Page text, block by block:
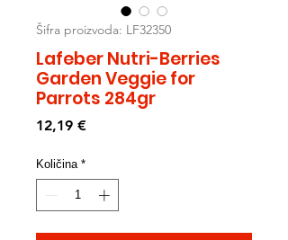
Šifra proizvoda: LF32350
Lafeber Nutri-Berries
Garden Veggie for
Parrots 284gr
12,19 €Cijena
Količina *